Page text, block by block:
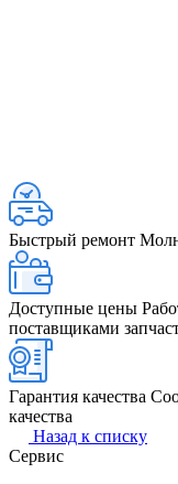
Быстрый ремонт
Доступные цены
поставщиками
Гарантия качества
качества
Назад к списку
Сервис